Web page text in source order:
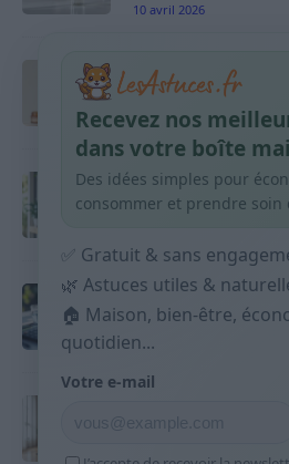
10 avril 2026
Taches
habitudes qui aident
9 avril 2026
Produits ménagers :
courses sans acheter
Budget mensuel :
répartir son salaire
9 avril 2026
Sport 10 minutes
9 avril 2026
Recevez nos
dans votre boîte
Des idées simples pour
consommer et prendre soin
✅ Gratuit & sans
🌿 Astuces utiles &
🏠 Maison, bien-être,
quotidien...
Votre e-mail